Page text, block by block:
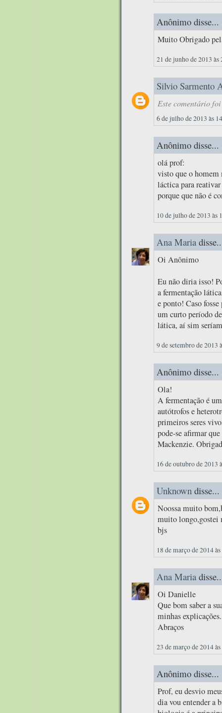
Anônimo disse...
Muito Obrigado
21 de junho de 2013 às
Silvio Sarmento
Este comentário
6 de julho de 2013 às
Anônimo disse...
olá prof:
visto que o homem
láctica para
porque que não é
10 de julho de 2013 às
Ana Maria
Oi Anônimo
Eu não diria isso!
a fermentação
e ponto! Caso
um curto período
lática, aí sim
9 de setembro de 2013
Anônimo disse...
Ola!
A fermentação é
autótrofos e
primeiros seres
pode-se afirmar
Mackenzie.
16 de outubro de 2013
Unknown disse...
Noossa muito
muito longo,gostei
bjs
18 de março de 2014
Ana Maria
Oi Danielle
Que bom saber a
minhas explicações.
Abraços
23 de março de 2014
Anônimo disse...
Prof, eu desvio
dia vou entender a